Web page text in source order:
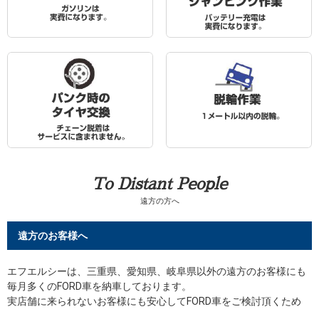
To Distant People
遠方の方へ
遠方のお客様へ
エフエルシーは、三重県、愛知県、岐阜県以外の遠方のお客様にも
毎月多くのFORD車を納車しております。
実店舗に来られないお客様にも安心してFORD車をご検討頂くため